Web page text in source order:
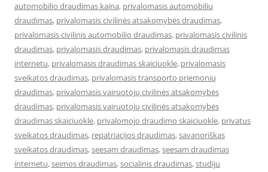
automobilio draudimas kaina, privalomasis automobiliu
draudimas, privalomasis civilinės atsakomybės draudimas,
privalomasis civilinis automobilio draudimas, privalomasis civilinis
draudimas, privalomasis draudimas, privalomasis draudimas
internetu, privalomasis draudimas skaiciuokle, privalomasis
sveikatos draudimas, privalomasis transporto priemonių
draudimas, privalomasis vairuotojų civilinės atsakomybės
draudimas, privalomasis vairuotojų civilinės atsakomybės
draudimas skaiciuokle, privalomojo draudimo skaiciuokle, privatus
sveikatos draudimas, repatriacijos draudimas,savanoriškas
sveikatos draudimas,seesam draudimas,seesam draudimas
internetu,seimos draudimas,socialinis draudimas,studiju